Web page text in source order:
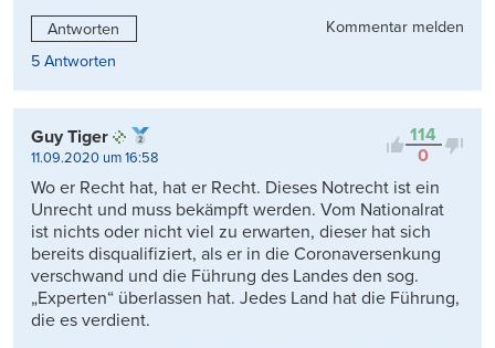
Antworten
Kommentar melden
5 Antworten
114
0
Guy Tiger
11.09.2020 um 16:58
Wo er Recht hat, hat er Recht. Dieses Notrecht ist ein
Unrecht und muss bekämpft werden. Vom Nationalrat
ist nichts oder nicht viel zu erwarten, dieser hat sich
bereits disqualifiziert, als er in die Coronaversenkung
verschwand und die Führung des Landes den sog.
„Experten“ überlassen hat. Jedes Land hat die Führung,
die es verdient.